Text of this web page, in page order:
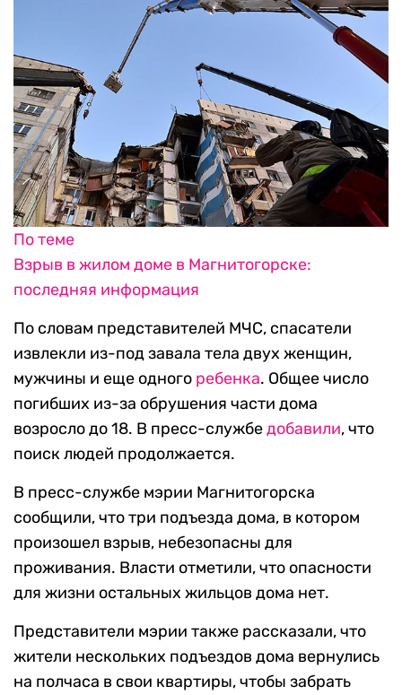
По теме
Взрыв в жилом доме в Магнитогорске:
последняя информация
По словам представителей МЧС, спасатели
извлекли из-под завала тела двух женщин,
мужчины и еще одного ребенка. Общее число
погибших из-за обрушения части дома
возросло до 18. В пресс-службедобавили, что
поиск людей продолжается.
В пресс-службе мэрии Магнитогорска
сообщили, что три подъезда дома, в котором
произошел взрыв, небезопасны для
проживания. Власти отметили, что опасности
для жизни остальных жильцов дома нет.
Представители мэрии также рассказали, что
жители нескольких подъездов дома вернулись
на полчаса в свои квартиры, чтобы забрать